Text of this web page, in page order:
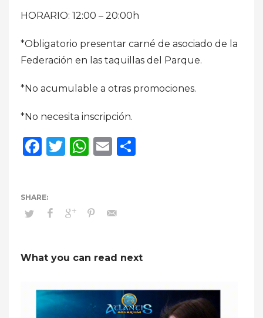
HORARIO: 12:00 – 20:00h
*Obligatorio presentar carné de asociado de la
Federación en las taquillas del Parque.
*No acumulable a otras promociones.
*No necesita inscripción.
Facebook
Twitter
WhatsApp
Email
What you can read next